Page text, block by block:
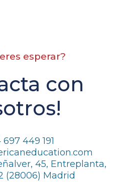
esperar?
con
697 449 191
45, Entreplanta,
(28006) Madrid